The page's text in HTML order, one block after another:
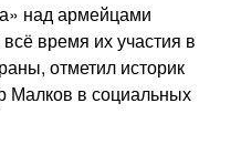
над армейцами
время их участия в
отметил историк
Малков в социальных